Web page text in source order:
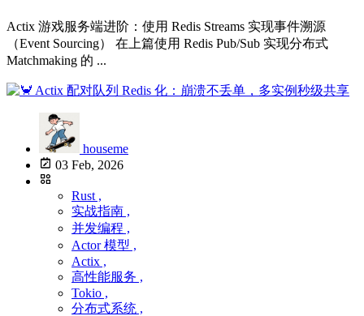
Actix 游戏服务端进阶：使用 Redis Streams 实现事件溯源
（Event Sourcing） 在上篇使用 Redis Pub/Sub 实现分布式
Matchmaking 的 ...
houseme
03 Feb, 2026
Rust ,
实战指南 ,
并发编程 ,
Actor 模型 ,
Actix ,
高性能服务 ,
Tokio ,
分布式系统 ,